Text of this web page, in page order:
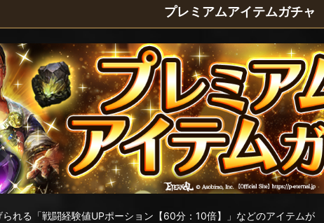
プレミアムアイテムガチャ
れる「戦闘経験値UPポーション【60分：10倍】」などのアイテムが